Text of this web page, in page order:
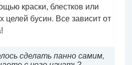
краски, блестков или
целей бусин. Все зависит от
сделать панно самим,